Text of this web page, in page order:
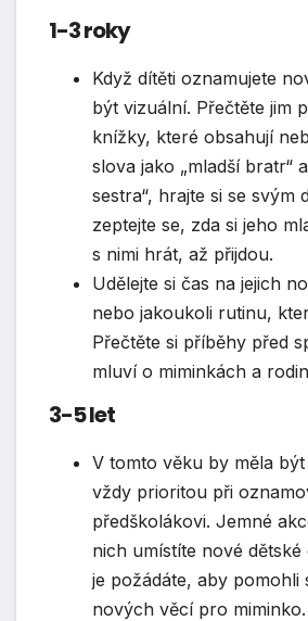
1-3 roky
Když dítěti oznamujete
být vizuální. Přečtěte jim
knížky, které obsahují
slova jako „mladší bratr“
sestra“, hrajte si se svým
zeptejte se, zda si jeho
s nimi hrát, až přijdou.
Udělejte si čas na jejich
nebo jakoukoli rutinu,
Přečtěte si příběhy před
mluví o miminkách a
3-5 let
V tomto věku by měla
vždy prioritou při
předškolákovi. Jemné
nich umístíte nové
je požádáte, aby pomohli
nových věcí pro